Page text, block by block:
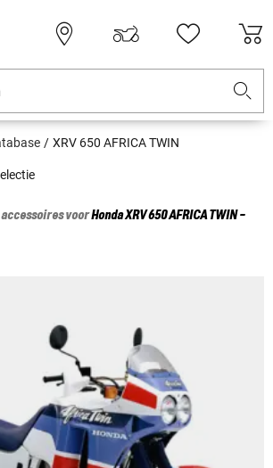
XRV 650 AFRICA TWIN
voorHondaXRV 650 AFRICA TWIN -